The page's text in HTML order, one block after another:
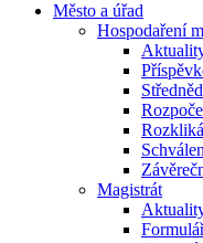
Město a úřad
Hospodaření
Magistrát